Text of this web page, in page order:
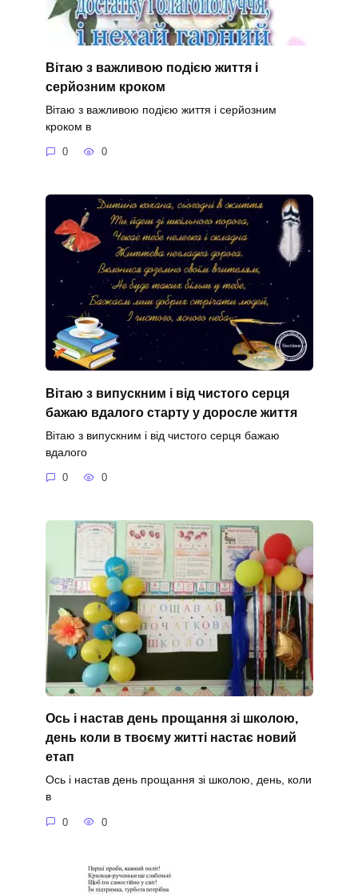
Вітаю з важливою подією життя і
серйозним кроком
Вітаю з важливою подією життя і серйозним
кроком в
0 0
Вітаю з випускним і від чистого серця
бажаю вдалого старту у доросле життя
Вітаю з випускним і від чистого серця бажаю
вдалого
0 0
Ось і настав день прощання зі школою,
день коли в твоєму житті настає новий
етап
Ось і настав день прощання зі школою, день, коли
в
0 0